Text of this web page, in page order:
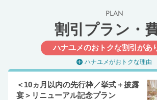
PLAN
割引プラン・
ハナユメのおトクな割引があ
ハナユメがおトクな理由
＜10ヵ月以内の先行枠／挙式＋披露
宴＞リニューアル記念プラン